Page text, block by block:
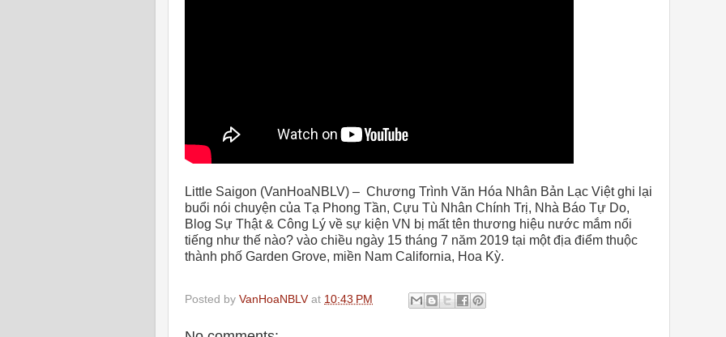
Little Saigon (VanHoaNBLV) – Chương Trình Văn Hóa Nhân Bản Lạc Việt ghi lại
buổi nói chuyện của Tạ Phong Tần, Cựu Tù Nhân Chính Trị, Nhà Báo Tự Do,
Blog Sự Thật & Công Lý về sự kiện VN bị mất tên thương hiệu nước mắm nổi
tiếng như thế nào? vào chiều ngày 15 tháng 7 năm 2019 tại một địa điểm thuộc
thành phố Garden Grove, miền Nam California, Hoa Kỳ.
Posted by VanHoaNBLV at 10:43 PM